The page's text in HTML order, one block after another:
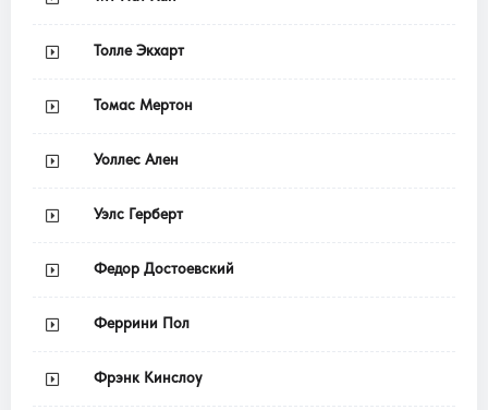
Толле Экхарт
Томас Мертон
Уоллес Ален
Уэлс Герберт
Федор Достоевский
Феррини Пол
Фрэнк Кинслоу